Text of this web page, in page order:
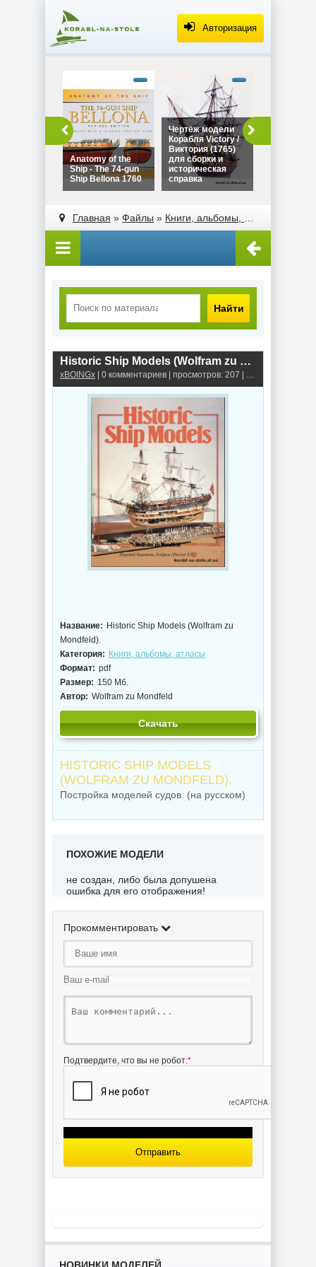
Авторизация
Ship - The 74-gun
Ship Bellona 1760"
height="180">
Anatomy of the
Ship - The 74-gun
Ship Bellona 1760
Виктория (1765)
для сборки и
width="320"
Чертёж модели
Корабля Victory /
Виктория (1765)
для сборки и
историческая
справка
width="320"
Главная » Файлы » Книги, альбомы, атласы
Найти
Historic Ship Models (Wolfram zu Mondfeld).
xBOINGx | 0 комментариев | просмотров: 207 | Книги, альбомы,
Название: Historic Ship Models (Wolfram zu
Mondfeld).
Категория: Книги, альбомы, атласы
Формат: pdf
Размер: 150 Мб.
Автор: Wolfram zu Mondfeld
Скачать
HISTORIC SHIP MODELS
(WOLFRAM ZU MONDFELD).
Постройка моделей судов. (на русском)
ПОХОЖИЕ МОДЕЛИ
не создан, либо была допушена
ошибка для его отображения!
Прокомментировать
Подтвердите, что вы не робот:*
Отправить